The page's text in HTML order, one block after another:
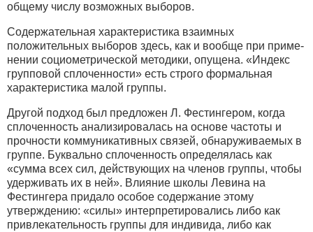
общему числу возможных выборов.
Содержательная характеристика взаимных
положительных выборов здесь, как и вообще при приме-
нении социометрической методики, опущена. «Индекс
групповой сплоченности» есть строго формальная
характеристика малой группы.
Другой подход был предложен Л. Фестингером, когда
сплоченность анализировалась на основе частоты и
прочности коммуникативных связей, обнаруживаемых в
группе. Буквально сплоченность определялась как
«сумма всех сил, действующих на членов группы, чтобы
удерживать их в ней». Влияние школы Левина на
Фестингера придало особое содержание этому
утверждению: «силы» интерпретировались либо как
привлекательность группы для индивида, либо как